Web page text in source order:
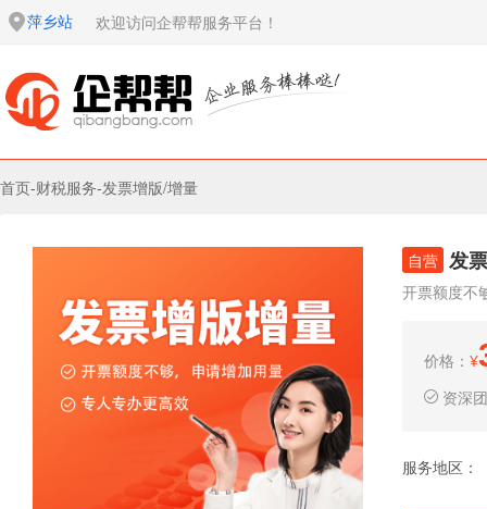
萍乡站 欢迎访问企帮帮服务平台！
首页-财税服务-发票增版/增量
自营 发
开票额度不
价格： ¥
资深
服务地区：